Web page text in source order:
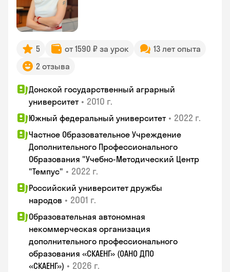
5 от 1590 ₽ за урок
13 лет опыта
2 отзыва
Донской государственный аграрный
университет • 2010 г.
Южный федеральный университет • 2022 г.
Частное Образовательное Учреждение
Дополнительного Профессионального
Образования "Учебно-Методический Центр
"Темпус" • 2022 г.
Российский университет дружбы
народов • 2001 г.
Образовательная автономная
некоммерческая организация
дополнительного профессионального
образования «СКАЕНГ» (ОАНО ДПО
«СКАЕНГ») • 2026 г.